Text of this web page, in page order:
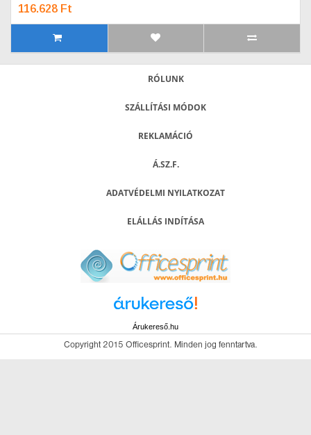
116.628 Ft
RÓLUNK
SZÁLLÍTÁSI MÓDOK
REKLAMÁCIÓ
Á.SZ.F.
ADATVÉDELMI NYILATKOZAT
ELÁLLÁS INDÍTÁSA
Árukereső.hu
Copyright 2015 Officesprint. Minden jog fenntartva.